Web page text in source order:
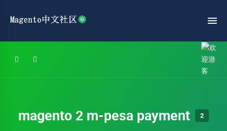
magento 2 m-pesa payment 2